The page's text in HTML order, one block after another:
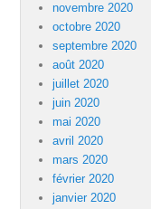
novembre 2020
octobre 2020
septembre 2020
août 2020
juillet 2020
juin 2020
mai 2020
avril 2020
mars 2020
février 2020
janvier 2020